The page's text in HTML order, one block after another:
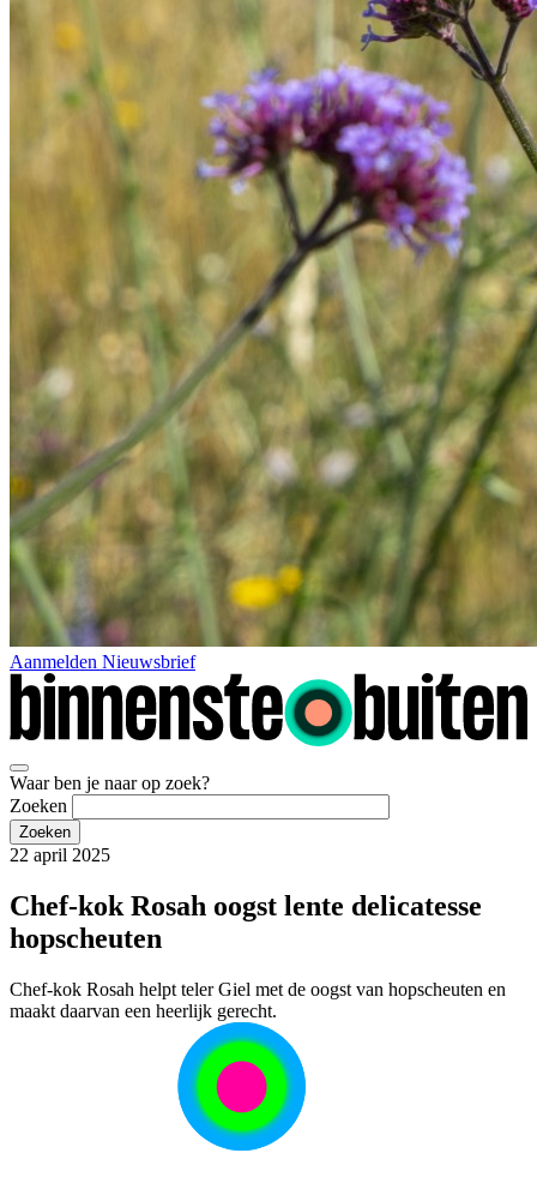
Aanmelden Nieuwsbrief
Waar ben je naar op zoek?
Zoeken
22 april 2025
Chef-kok Rosah oogst lente delicatesse
hopscheuten
Chef-kok Rosah helpt teler Giel met de oogst van hopscheuten en
maakt daarvan een heerlijk gerecht.